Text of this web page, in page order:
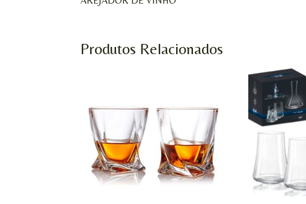
Produtos Relacionados